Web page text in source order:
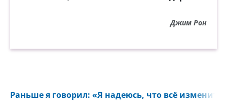
Джим Рон
Раньше я говорил: «Я надеюсь, что всё